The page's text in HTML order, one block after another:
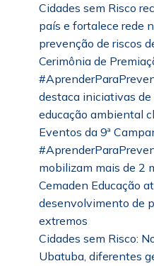
Cidades sem Risco
país e fortalece rede
prevenção de riscos
Cerimônia de
destaca iniciativas
educação ambiental
Eventos da 9ª
mobilizam mais de 2
Cemaden Educação
desenvolvimento de
extremos
Cidades sem Risco:
Ubatuba, diferentes